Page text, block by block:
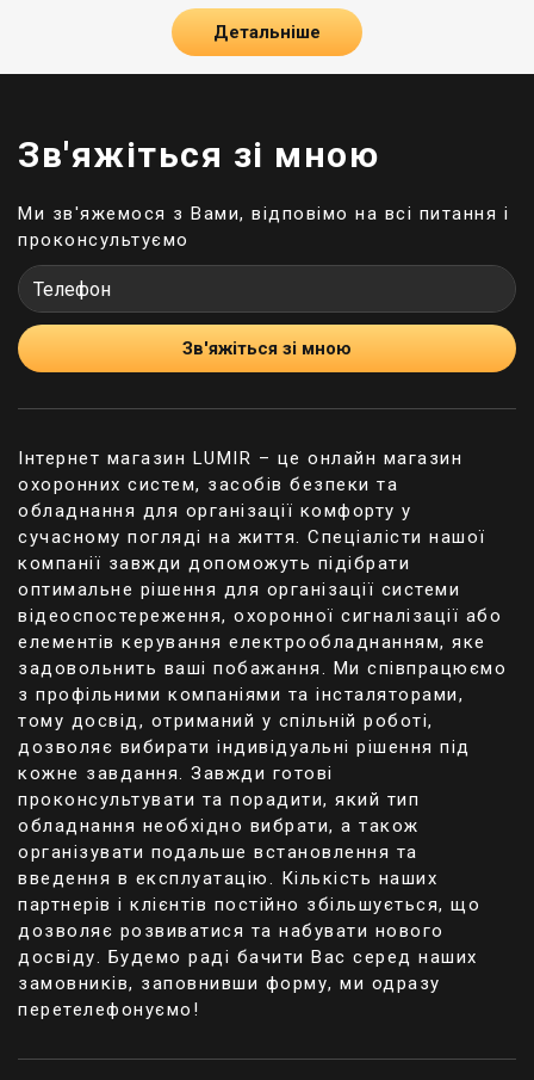
Оріон NOVA – це серія високоякісних та
технологічних охоронних систем для квартир,
обладнання – XS, S, M та L. Крім цього, в
асортименті великий вибір супутнього
клавіатури;
модулі релейних виходів;
модулі розширення;
панелі індикації;
модулі M-ZP тощо.
Клавіатури
встановленою системою.
В асортименті бренду представлені 3 базові LED-
клавіатури: K-LED4, K-LED8 та K-LED16. Це
найпростіші в лінійці типи клавіатур, що
відрізняються надійністю конструкції, а також
інтуїтивно зрозумілим керуванням.
Крім цього, в асортименті є клавіатури K-LCD та
K-GLCD. Вони дозволяють бачити інформацію на
екрані в ширшому обсязі, при цьому їхній
функціонал ширший. Зокрема, у клавіатури K-
GLCD присутні сенсорні кнопки, що спрощують
використання, індикатори стану ППК, а лицьова
поверхня відрізняється підвищеною міцністю,
тому що вона виготовлена ​​з надміцного скла, що
пройшов спеціальну обробку.
Додаткове обладнання
В охоронних системах Orion є ряд додаткових
супутнього обладнання. Їх наявність дозволяє
Детальніше
Зв'яжіться зі мною
Ми зв'яжемося з Вами, відповімо на всі питання і
проконсультуємо
Зв'яжіться зі мною
Інтернет магазин LUMIR – це онлайн магазин
охоронних систем, засобів безпеки та
обладнання для організації комфорту у
сучасному погляді на життя. Спеціалісти нашої
компанії завжди допоможуть підібрати
оптимальне рішення для організації системи
відеоспостереження, охоронної сигналізації або
елементів керування електрообладнанням, яке
задовольнить ваші побажання. Ми співпрацюємо
з профільними компаніями та інсталяторами,
тому досвід, отриманий у спільній роботі,
дозволяє вибирати індивідуальні рішення під
кожне завдання. Завжди готові
проконсультувати та порадити, який тип
обладнання необхідно вибрати, а також
організувати подальше встановлення та
введення в експлуатацію. Кількість наших
партнерів і клієнтів постійно збільшується, що
дозволяє розвиватися та набувати нового
досвіду. Будемо раді бачити Вас серед наших
замовників, заповнивши форму, ми одразу
перетелефонуємо!